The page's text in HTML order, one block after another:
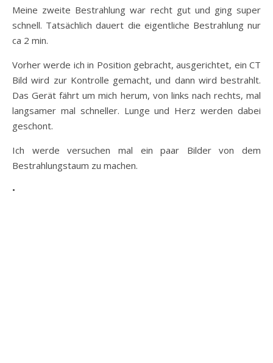
Meine zweite Bestrahlung war recht gut und ging super
schnell. Tatsächlich dauert die eigentliche Bestrahlung nur
ca 2 min.
Vorher werde ich in Position gebracht, ausgerichtet, ein CT
Bild wird zur Kontrolle gemacht, und dann wird bestrahlt.
Das Gerät fährt um mich herum, von links nach rechts, mal
langsamer mal schneller. Lunge und Herz werden dabei
geschont.
Ich werde versuchen mal ein paar Bilder von dem
Bestrahlungstaum zu machen.
•